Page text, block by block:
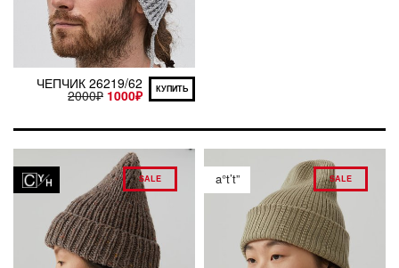
ЧЕПЧИК 26219/62
2000₽ 1000₽ КУПИТЬ
SALE a°t’t” SALE